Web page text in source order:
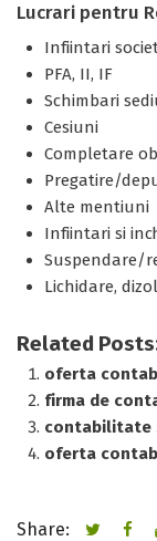
Lucrari pentru
Infiintari
PFA, II, IF
Schimbari
Cesiuni
Completare
Pregatire/
Alte mentiuni
Infiintari si
Suspendare/
Lichidare,
Related
oferta
firma de
contabilitate
oferta
Share: